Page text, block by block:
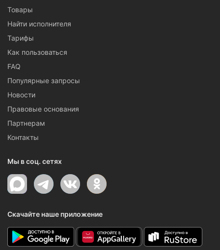
Товары
Найти исполнителя
Тарифы
Как пользоваться
FAQ
Популярные запросы
Новости
Правовые основания
Партнерам
Контакты
Мы в соц. сетях
Скачайте наше приложение